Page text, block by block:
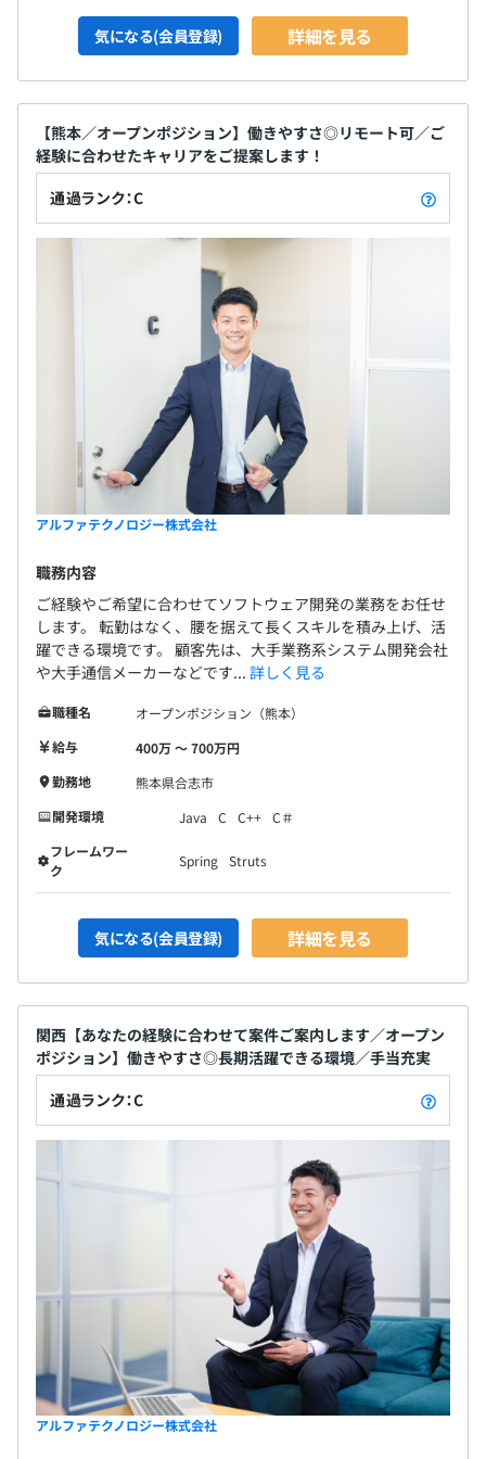
気になる(会員登録) 詳細を見る
【熊本／オープンポジション】働きやすさ◎リモート可／ご
経験に合わせたキャリアをご提案します！
通過ランク：C
アルファテクノロジー株式会社
職務内容
ご経験やご希望に合わせてソフトウェア開発の業務をお任せ
します。 転勤はなく、腰を据えて長くスキルを積み上げ、活
躍できる環境です。 顧客先は、大手業務系システム開発会社
や大手通信メーカーなどです... 詳しく見る
職種名
オープンポジション（熊本）
給与
400万 〜 700万円
勤務地
熊本県合志市
開発環境
Java C C++ C＃
フレームワー
ク
Spring Struts
気になる(会員登録) 詳細を見る
関西【あなたの経験に合わせて案件ご案内します／オープン
ポジション】働きやすさ◎長期活躍できる環境／手当充実
通過ランク：C
アルファテクノロジー株式会社